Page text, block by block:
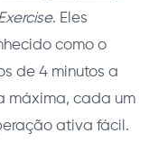
. Eles
como o
de 4 minutos a
máxima, cada um
ativa fácil.